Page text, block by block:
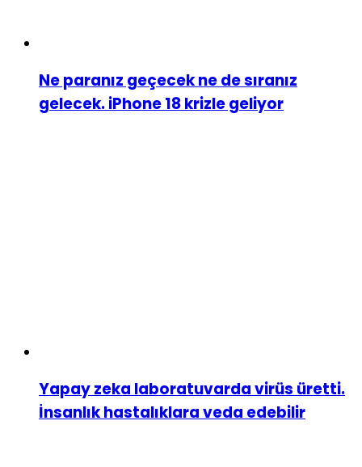
Ne paranız geçecek ne de sıranız
gelecek. iPhone 18 krizle geliyor
Yapay zeka laboratuvarda virüs üretti.
İnsanlık hastalıklara veda edebilir